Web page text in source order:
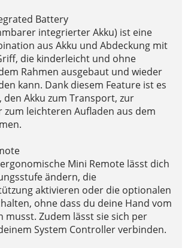
Battery
integrierter Akku) ist eine
aus Akku und Abdeckung mit
die kinderleicht und ohne
Rahmen ausgebaut und wieder
kann. Dank diesem Feature ist es
Akku zum Transport, zur
zum leichteren Aufladen aus dem
Mini Remote lässt dich
ändern, die
aktivieren oder die optionalen
ohne dass du deine Hand vom
musst. Zudem lässt sie sich per
System Controller verbinden.